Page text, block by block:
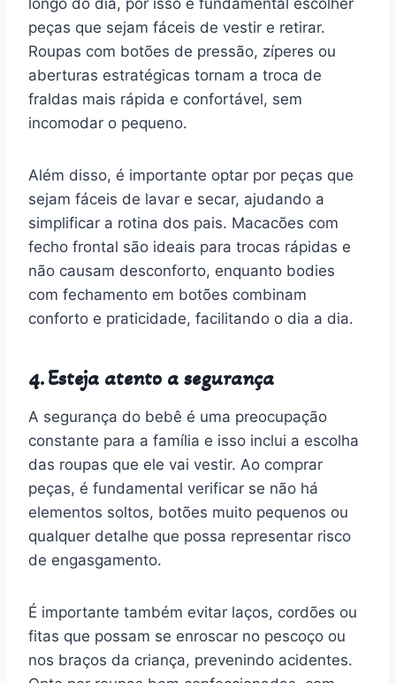
longo do dia, por isso é fundamental escolher
peças que sejam fáceis de vestir e retirar.
Roupas com botões de pressão, zíperes ou
aberturas estratégicas tornam a troca de
fraldas mais rápida e confortável, sem
incomodar o pequeno.
Além disso, é importante optar por peças que
sejam fáceis de lavar e secar, ajudando a
simplificar a rotina dos pais. Macacões com
fecho frontal são ideais para trocas rápidas e
não causam desconforto, enquanto bodies
com fechamento em botões combinam
conforto e praticidade, facilitando o dia a dia.
4. Esteja atento a segurança
A segurança do bebê é uma preocupação
constante para a família e isso inclui a escolha
das roupas que ele vai vestir. Ao comprar
peças, é fundamental verificar se não há
elementos soltos, botões muito pequenos ou
qualquer detalhe que possa representar risco
de engasgamento.
É importante também evitar laços, cordões ou
fitas que possam se enroscar no pescoço ou
nos braços da criança, prevenindo acidentes.